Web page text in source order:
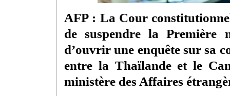
AFP : La Cour
de suspendre la Première
d’ouvrir une enquête sur sa
entre la Thaïlande et le
ministère des Affaires